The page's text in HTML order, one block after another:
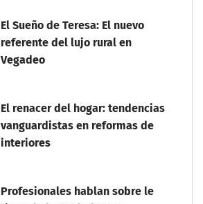
El Sueño de Teresa: El nuevo
referente del lujo rural en
Vegadeo
El renacer del hogar: tendencias
vanguardistas en reformas de
interiores
Profesionales hablan sobre le